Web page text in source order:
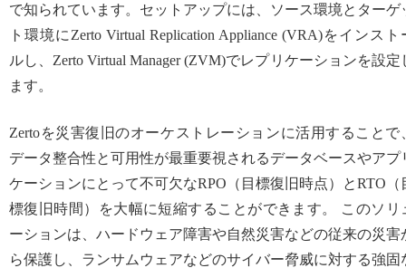
で知られています。セットアップには、ソース環境とターゲ
ト環境にZerto Virtual Replication Appliance (VRA)をインスト
ルし、Zerto Virtual Manager (ZVM)でレプリケーションを設定
ます。
Zertoを災害復旧のオーケストレーションに活用することで
データ整合性と可用性が最重要視されるデータベースやアプ
ケーションにとって不可欠なRPO（目標復旧時点）とRTO（
標復旧時間）を大幅に短縮することができます。 このソリ
ーションは、ハードウェア障害や自然災害などの従来の災害
ら保護し、ランサムウェアなどのサイバー脅威に対する強固